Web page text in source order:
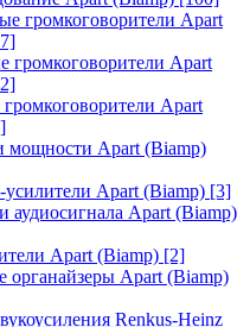
громкоговорители Apart
громкоговорители Apart
Apart
мощности Apart (Biamp)
Apart (Biamp) [3]
аудиосигнала Apart (Biamp)
Apart (Biamp) [2]
органайзеры Apart (Biamp)
Renkus-Heinz